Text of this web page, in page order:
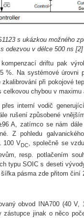
s ukázkou možného
odezvou v délce 500 ns [2]
driftu pak
Na systémové úrovni
při pokojové
chybou v maximu
interní vodič
rušení způsobené
A, zatímco se nám
Z pohledu
100 VDC, společně se
resp. potlačením
typu SOIC s deseti
pásma zde přitom činí
obvod INA700 (40 V,
jinak o něco